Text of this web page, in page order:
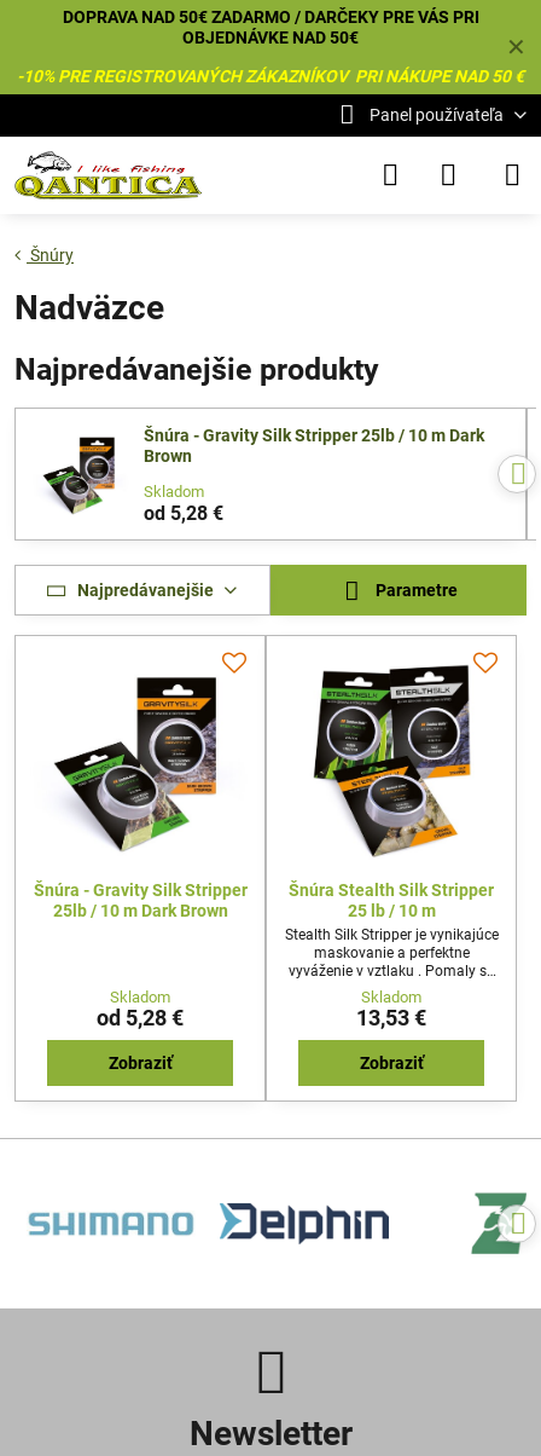
✕
DOPRAVA NAD 50€ ZADARMO / DARČEKY PRE VÁS PRI
OBJEDNÁVKE NAD 50€
-10% PRE REGISTROVANÝCH ZÁKAZNÍKOV PRI NÁKUPE NAD 50 €
Panel používateľa
Šnúry
Nadväzce
Najpredávanejšie produkty
Šnúra - Gravity Silk Stripper 25lb / 10 m Dark
Brown
Skladom
od 5,28 €
Najpredávanejšie Parametre
Šnúra - Gravity Silk Stripper
25lb / 10 m Dark Brown
Skladom
od 5,28 €
Zobraziť
Šnúra Stealth Silk Stripper
25 lb / 10 m
Stealth Silk Stripper je vynikajúce
maskovanie a perfektne
vyváženie v vztlaku . Pomaly sa
potápavá šnúra s mäkkým
jadrom , obklopená antireflexnou
vrstvou s extrémne vysokou
odolnosťou proti oderu .
Skladom
13,53 €
Zobraziť
Newsletter